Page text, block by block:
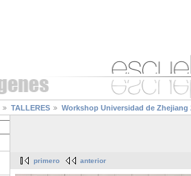
TALLERES Workshop Universidad de Zhejiang
primero anterior